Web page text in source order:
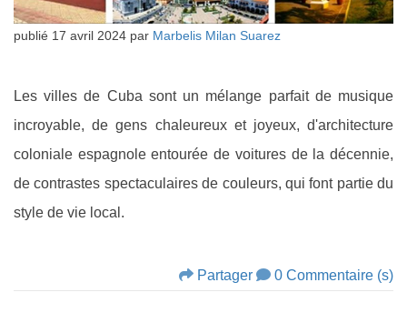
publié 17 avril 2024 par Marbelis Milan Suarez
Les villes de Cuba sont un mélange parfait de musique
incroyable, de gens chaleureux et joyeux, d'architecture
coloniale espagnole entourée de voitures de la décennie,
de contrastes spectaculaires de couleurs, qui font partie du
style de vie local.
Partager 0 Commentaire (s)